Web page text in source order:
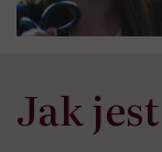
Jak